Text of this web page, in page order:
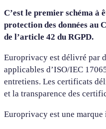
C’est le premier schéma à
protection des données au
de l’article 42 du RGPD.
Europrivacy est délivré par
applicables d’ISO/IEC
entretiens. Les certificats
et la transparence des
Europrivacy est une